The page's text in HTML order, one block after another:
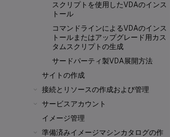
スクリプトを使用したVDAのインス
トール
コマンドラインによるVDAのインス
トールまたはアップグレード用カス
タムスクリプトの生成
サードパーティ製VDA展開方法
サイトの作成
接続とリソースの作成および管理
サービスアカウント
イメージ管理
準備済みイメージマシンカタログの作